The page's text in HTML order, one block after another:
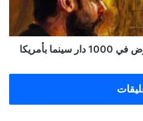
بأمريكا